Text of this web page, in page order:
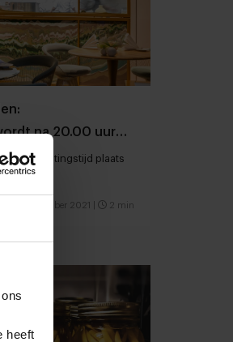
heeft
na 20.00 uur
na sluitingstijd plaats
16 november 2021 2 min